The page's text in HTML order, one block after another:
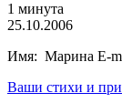
1 минута
25.10.2006
Имя: Марина E-
Ваши стихи и